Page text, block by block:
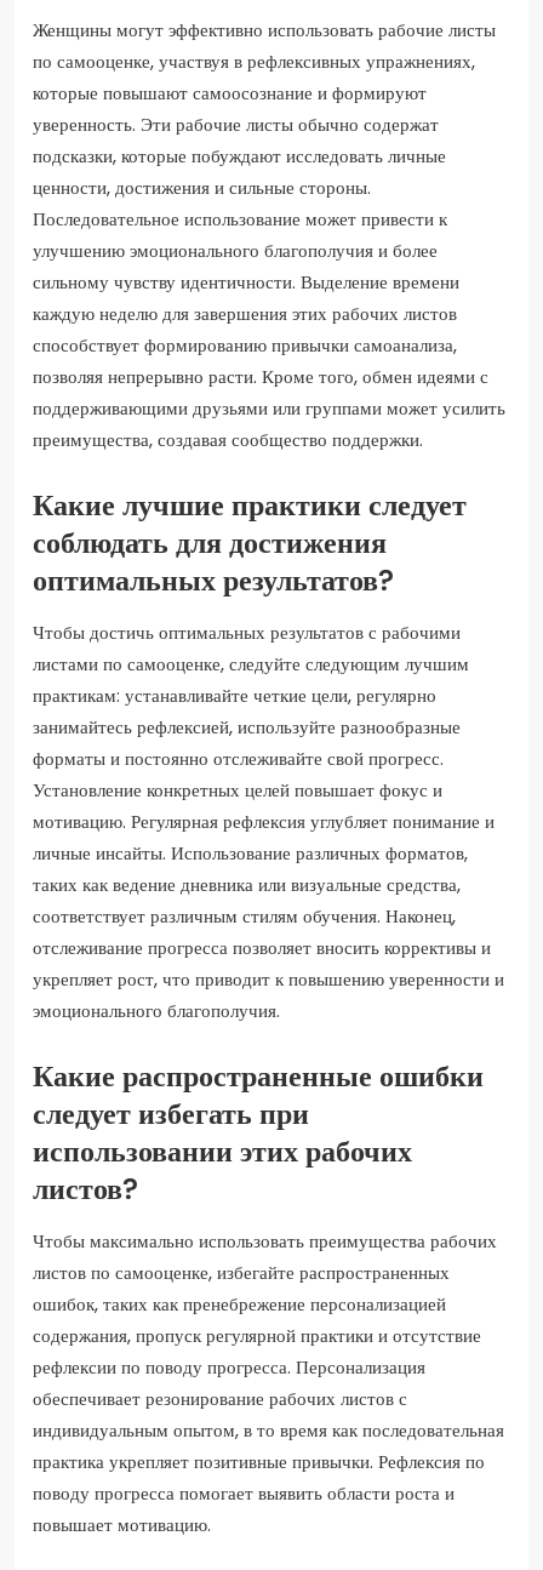
Женщины могут эффективно использовать рабочие листы
по самооценке, участвуя в рефлексивных упражнениях,
которые повышают самоосознание и формируют
уверенность. Эти рабочие листы обычно содержат
подсказки, которые побуждают исследовать личные
ценности, достижения и сильные стороны.
Последовательное использование может привести к
улучшению эмоционального благополучия и более
сильному чувству идентичности. Выделение времени
каждую неделю для завершения этих рабочих листов
способствует формированию привычки самоанализа,
позволяя непрерывно расти. Кроме того, обмен идеями с
поддерживающими друзьями или группами может усилить
преимущества, создавая сообщество поддержки.
Какие лучшие практики следует
соблюдать для достижения
оптимальных результатов?
Чтобы достичь оптимальных результатов с рабочими
листами по самооценке, следуйте следующим лучшим
практикам: устанавливайте четкие цели, регулярно
занимайтесь рефлексией, используйте разнообразные
форматы и постоянно отслеживайте свой прогресс.
Установление конкретных целей повышает фокус и
мотивацию. Регулярная рефлексия углубляет понимание и
личные инсайты. Использование различных форматов,
таких как ведение дневника или визуальные средства,
соответствует различным стилям обучения. Наконец,
отслеживание прогресса позволяет вносить коррективы и
укрепляет рост, что приводит к повышению уверенности и
эмоционального благополучия.
Какие распространенные ошибки
следует избегать при
использовании этих рабочих
листов?
Чтобы максимально использовать преимущества рабочих
листов по самооценке, избегайте распространенных
ошибок, таких как пренебрежение персонализацией
содержания, пропуск регулярной практики и отсутствие
рефлексии по поводу прогресса. Персонализация
обеспечивает резонирование рабочих листов с
индивидуальным опытом, в то время как последовательная
практика укрепляет позитивные привычки. Рефлексия по
поводу прогресса помогает выявить области роста и
повышает мотивацию.